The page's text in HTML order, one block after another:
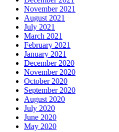
November 2021
August 2021
July 2021
March 2021
February 2021
January 2021
December 2020
November 2020
October 2020
September 2020
August 2020
July 2020
June 2020
May 2020